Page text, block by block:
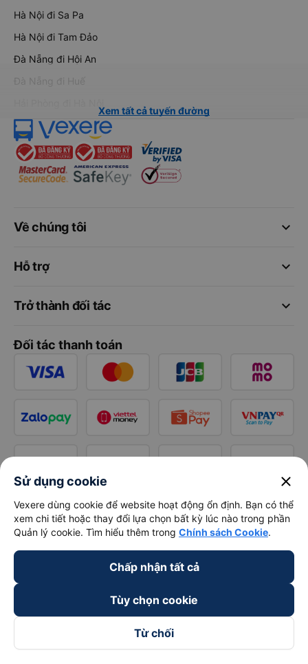
Hà Nội đi Sa Pa
Hà Nội đi Tam Đảo
Đà Nẵng đi Hội An
Đà Nẵng đi Huế
Xem tất cả tuyến đường
keyboard_arrow_down
Về chúng tôi
keyboard_arrow_down
Hỗ trợ
keyboard_arrow_down
Trở thành đối tác
Đối tác thanh toán
Sử dụng cookie close
Vexere dùng cookie để website hoạt động ổn định. Bạn có thể
xem chi tiết hoặc thay đổi lựa chọn bất kỳ lúc nào trong phần
Quản lý cookie. Tìm hiểu thêm trong Chính sách Cookie.
Chấp nhận tất cả
Tùy chọn cookie
Từ chối